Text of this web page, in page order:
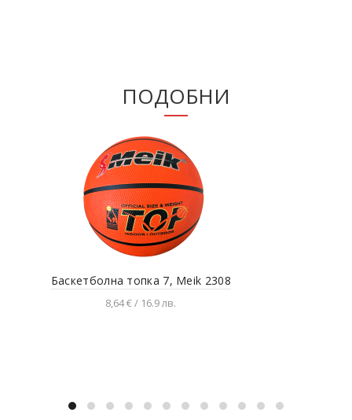
ПОДОБНИ
Баскетболна топка 7, Meik 2308
8,64 € / 16.9 лв.